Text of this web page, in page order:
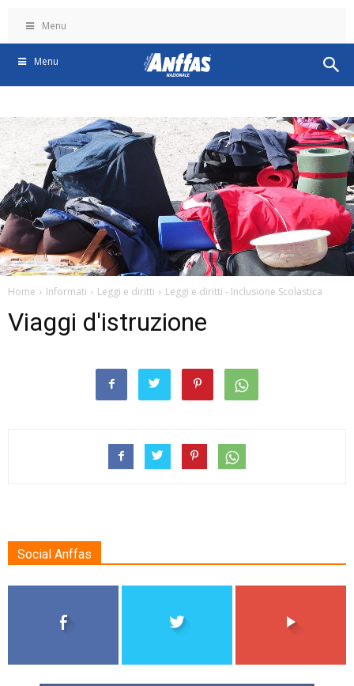
Menu
Menu
Home Informati Leggi e diritti Leggi e diritti - Inclusione Scolastica
Viaggi d'istruzione
Social Anffas